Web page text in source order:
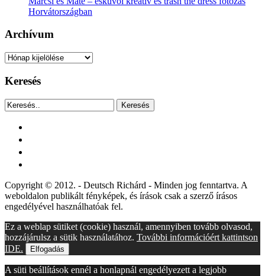
Horvátországban
Archívum
Archívum
Keresés
Keresés
Copyright © 2012. - Deutsch Richárd - Minden jog fenntartva. A
weboldalon publikált fényképek, és írások csak a szerző írásos
engedélyével használhatóak fel.
Ez a weblap sütiket (cookie) használ, amennyiben tovább olvasod,
hozzájárulsz a sütik használatához. További információért kattintson
IDE.
Elfogadás
A süti beállítások ennél a honlapnál engedélyezett a legjobb